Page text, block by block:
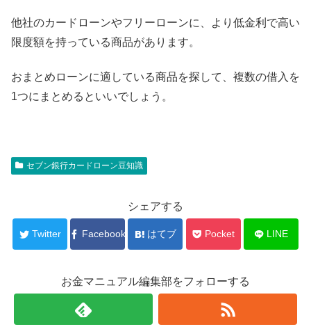
他社のカードローンやフリーローンに、より低金利で高い
限度額を持っている商品があります。
おまとめローンに適している商品を探して、複数の借入を
1つにまとめるといいでしょう。
セブン銀行カードローン豆知識
シェアする
Twitter Facebook はてブ Pocket LINE
お金マニュアル編集部をフォローする